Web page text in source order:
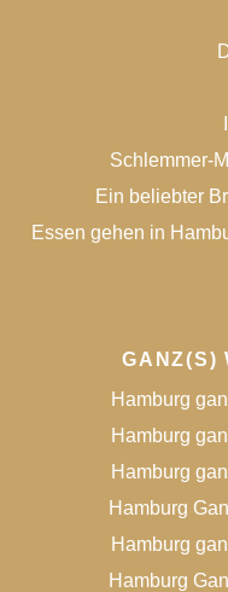
Schlemmer-
Ein beliebter
Essen gehen in
GANZ(S)
Hamburg
Hamburg
Hamburg
Hamburg
Hamburg
Hamburg